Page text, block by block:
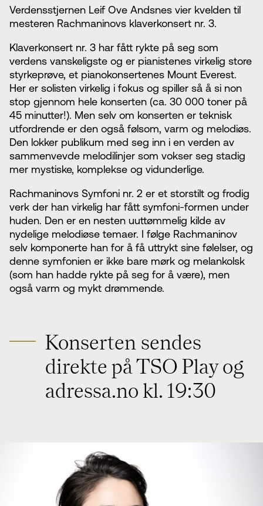
Verdensstjernen Leif Ove Andsnes vier kvelden til
mesteren Rachmaninovs klaverkonsert nr. 3.
Klaverkonsert nr. 3 har fått rykte på seg som
verdens vanskeligste og er pianistenes virkelig store
styrkeprøve, et pianokonsertenes Mount Everest.
Her er solisten virkelig i fokus og spiller så å si non
stop gjennom hele konserten (ca. 30 000 toner på
45 minutter!). Men selv om konserten er teknisk
utfordrende er den også følsom, varm og melodiøs.
Den lokker publikum med seg inn i en verden av
sammenvevde melodilinjer som vokser seg stadig
mer mystiske, komplekse og vidunderlige.
Rachmaninovs Symfoni nr. 2 er et storstilt og frodig
verk der han virkelig har fått symfoni-formen under
huden. Den er en nesten uuttømmelig kilde av
nydelige melodiøse temaer. I følge Rachmaninov
selv komponerte han for å få uttrykt sine følelser, og
denne symfonien er ikke bare mørk og melankolsk
(som han hadde rykte på seg for å være), men
også varm og mykt drømmende.
Konserten sendes
direkte på TSO Play og
adressa.no kl. 19:30